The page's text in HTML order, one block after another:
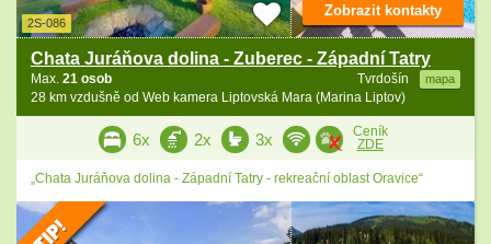
2S-086
Chata Juráňova dolina - Zuberec - Západní Tatry
Tvrdošín mapa
Max. 21 osob
28 km vzdušně od Web kamera Liptovská Mara (Marina Liptov)
Zobrazit kontakty
6x 2x 3x
Ceník
ZDE
„Chata Juráňova dolina - Západní Tatry - rekreační oblast Oravice“